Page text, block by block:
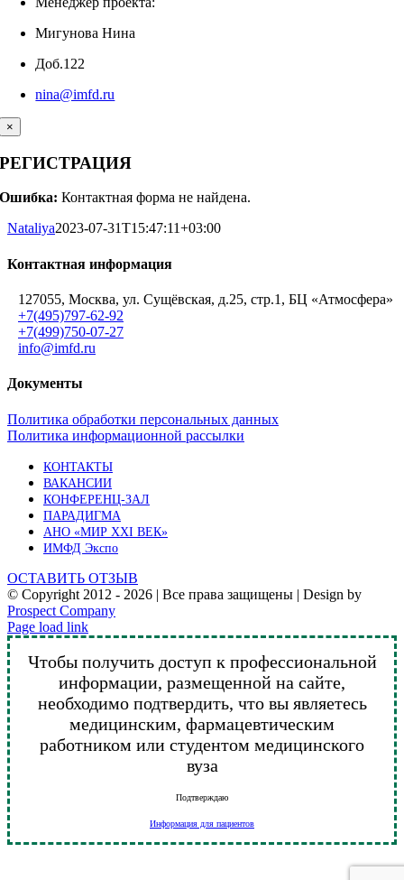
Мигунова Нина
Доб.122
nina@imfd.ru
×
РЕГИСТРАЦИЯ
Ошибка: Контактная форма не найдена.
Nataliya2023-07-31T15:47:11+03:00
Контактная информация
127055, Москва, ул. Сущёвская, д.25, стр.1, БЦ «Атмосфера»
+7(495)797-62-92
+7(499)750-07-27
info@imfd.ru
Документы
Политика обработки персональных данных
Политика информационной рассылки
КОНТАКТЫ
ВАКАНСИИ
КОНФЕРЕНЦ-ЗАЛ
ПАРАДИГМА
АНО «МИР XXI ВЕК»
ИМФД Экспо
ОСТАВИТЬ ОТЗЫВ
© Copyright 2012 - 2026 | Все права защищены | Design by
Prospect Company
Vk
Telegram
YouTube
Email
Page load link
Чтобы получить доступ к профессиональной
информации, размещенной на сайте,
необходимо подтвердить, что вы являетесь
медицинским, фармацевтическим
работником или студентом медицинского
вуза
Подтверждаю
Информация для пациентов